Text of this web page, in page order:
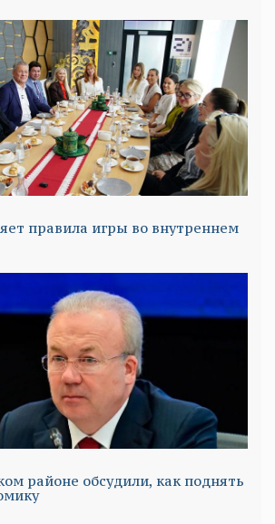
правила игры во внутреннем
районе обсудили, как поднять